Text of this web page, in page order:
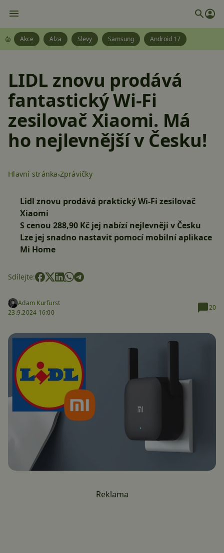
Akce Alza Slevy Samsung Android 17
LIDL znovu prodává
fantastický Wi-Fi
zesilovač Xiaomi. Má
ho nejlevnější v Česku!
Hlavní stránka Zprávičky
Lidl znovu prodává praktický Wi-Fi zesilovač
Xiaomi
S cenou 288,90 Kč jej nabízí nejlevněji v Česku
Lze jej snadno nastavit pomocí mobilní aplikace
Mi Home
Sdílejte:
Adam Kurfürst
23.9.2024 16:00
20
Reklama